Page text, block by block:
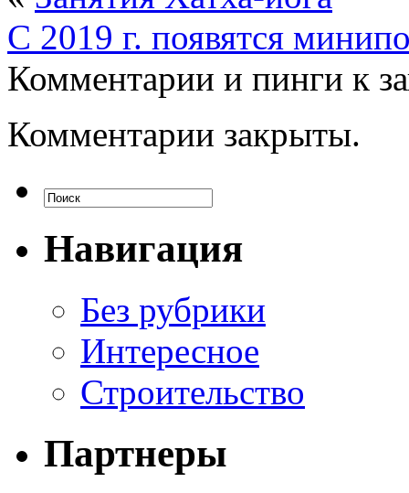
С 2019 г. появятся
Комментарии и пинги к
Комментарии закрыты.
Навигация
Без рубрики
Интересное
Строительство
Партнеры